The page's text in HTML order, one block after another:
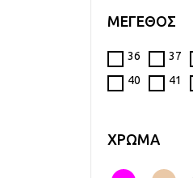
ΜΕΓΕΘΟΣ
36 37
40
41
ΧΡΩΜΑ